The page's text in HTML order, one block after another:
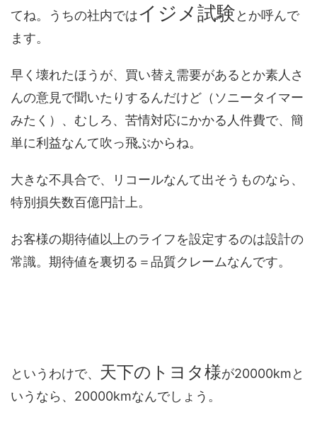
てね。うちの社内ではイジメ試験とか呼んで
ます。
早く壊れたほうが、買い替え需要があるとか素人さ
んの意見で聞いたりするんだけど（ソニータイマー
みたく）、むしろ、苦情対応にかかる人件費で、簡
単に利益なんて吹っ飛ぶからね。
大きな不具合で、リコールなんて出そうものなら、
特別損失数百億円計上。
お客様の期待値以上のライフを設定するのは設計の
常識。期待値を裏切る＝品質クレームなんです。
というわけで、 天下のトヨタ様が20000kmと
いうなら、20000kmなんでしょう。